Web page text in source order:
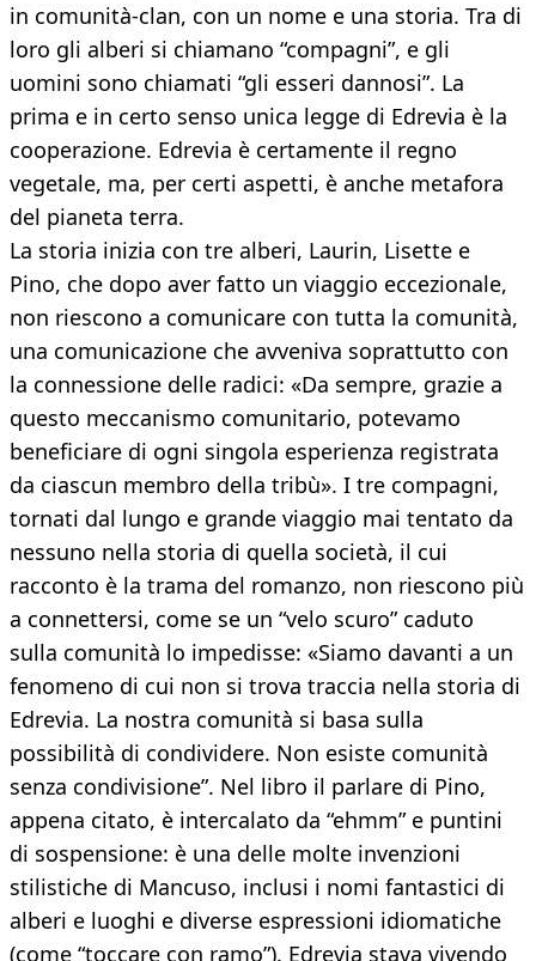
in comunità-clan, con un nome e una storia. Tra di
loro gli alberi si chiamano “compagni”, e gli
uomini sono chiamati “gli esseri dannosi”. La
prima e in certo senso unica legge di Edrevia è la
cooperazione. Edrevia è certamente il regno
vegetale, ma, per certi aspetti, è anche metafora
del pianeta terra.
La storia inizia con tre alberi, Laurin, Lisette e
Pino, che dopo aver fatto un viaggio eccezionale,
non riescono a comunicare con tutta la comunità,
una comunicazione che avveniva soprattutto con
la connessione delle radici: «Da sempre, grazie a
questo meccanismo comunitario, potevamo
beneficiare di ogni singola esperienza registrata
da ciascun membro della tribù». I tre compagni,
tornati dal lungo e grande viaggio mai tentato da
nessuno nella storia di quella società, il cui
racconto è la trama del romanzo, non riescono più
a connettersi, come se un “velo scuro” caduto
sulla comunità lo impedisse: «Siamo davanti a un
fenomeno di cui non si trova traccia nella storia di
Edrevia. La nostra comunità si basa sulla
possibilità di condividere. Non esiste comunità
senza condivisione”. Nel libro il parlare di Pino,
appena citato, è intercalato da “ehmm” e puntini
di sospensione: è una delle molte invenzioni
stilistiche di Mancuso, inclusi i nomi fantastici di
alberi e luoghi e diverse espressioni idiomatiche
(come “toccare con ramo”). Edrevia stava vivendo